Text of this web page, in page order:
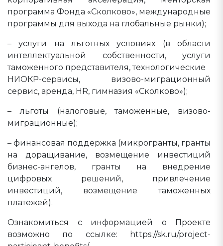
программа Фонда «Сколково», международные
программы для выхода на глобальные рынки);
– услуги на льготных условиях (в области
интеллектуальной собственности, услуги
таможенного представителя, технологические
НИОКР-сервисы, визово-миграционный
сервис, аренда, HR, гимназия «Сколково»);
– льготы (налоговые, таможенные, визово-
миграционные);
– финансовая поддержка (микрогранты, гранты
на доращивание, возмещение инвестиций
бизнес-ангелов, гранты на внедрение
цифровых решений, привлечение
инвестиций, возмещение таможенных
платежей).
Ознакомиться с информацией о Проекте
возможно по ссылке: https://sk.ru/project-